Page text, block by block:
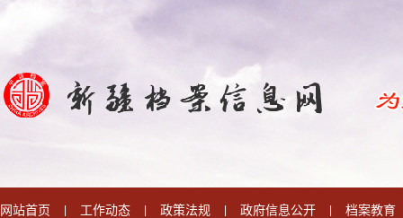
网站首页 工作动态 政策法规 政府信息公开 档案教育